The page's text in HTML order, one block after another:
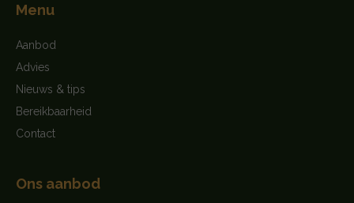
Menu
Aanbod
Advies
Nieuws & tips
Bereikbaarheid
Contact
Ons aanbod